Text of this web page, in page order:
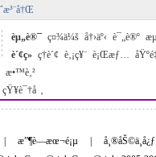
èµ„è®¯ ç¤¾ä¼š å†›äº‹ è¯„è®º
è´¢ç» ç†è´¢ è‚¡ç¥¨ è¡Œæƒ…
æ•™è‚²
çŸ¥è¯†å ‚
æ”¶è—æœ¬é¡µ
å¸®åŠ©ä¸­å¿ƒ